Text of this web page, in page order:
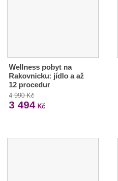
Wellness pobyt na
Rakovnicku: jídlo a až
12 procedur
4 990 Kč
3 494 Kč